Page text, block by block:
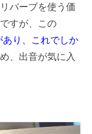
バーブを使う価
すが、この
あり、これでしか
、出音が気に入